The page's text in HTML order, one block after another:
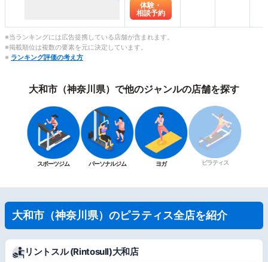
体験・
相談予約
※当ランキングには広告提携している店舗が含まれます。
※掲載順位は複数の要素を元に決定しています。
※ ランキング評価の考え方
大和市（神奈川県）で他のジャンルの店舗を探す
スポーツジム パーソナルジム ヨガ ピラティス
大和市（神奈川県）のピラティス全店を紹介
リントスル (Rintosull)大和店